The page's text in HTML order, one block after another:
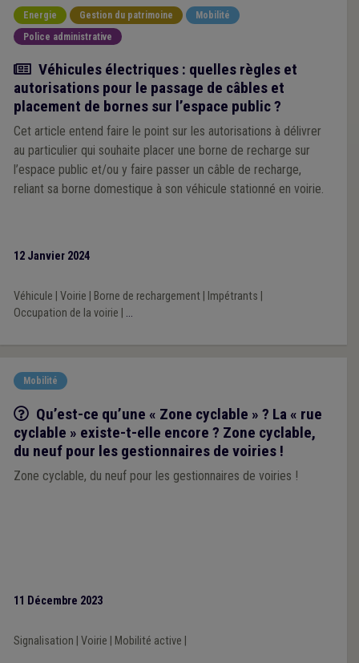
Energie Gestion du patrimoine
Mobilité
Police administrative
Article
Véhicules électriques : quelles règles et
autorisations pour le passage de câbles et
placement de bornes sur l’espace public ?
Cet article entend faire le point sur les autorisations à délivrer
au particulier qui souhaite placer une borne de recharge sur
l’espace public et/ou y faire passer un câble de recharge,
reliant sa borne domestique à son véhicule stationné en voirie.
12 Janvier 2024
Véhicule Voirie Borne de rechargement| Impétrants
Occupation de la voirie
...
Mobilité
Q/R
Qu’est-ce qu’une « Zone cyclable » ? La « rue
cyclable » existe-t-elle encore ? Zone cyclable,
du neuf pour les gestionnaires de voiries !
Zone cyclable, du neuf pour les gestionnaires de voiries !
11 Décembre 2023
Signalisation Voirie Mobilité active